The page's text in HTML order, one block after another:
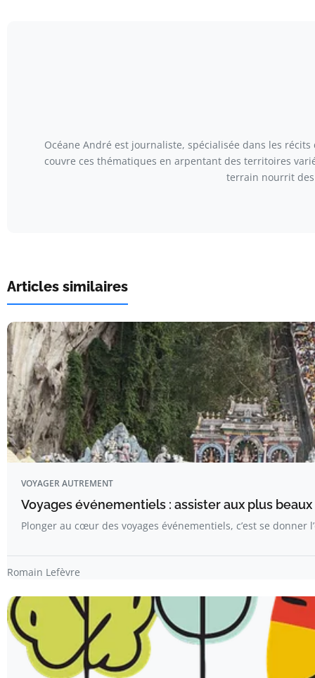
Océane André est journaliste, spécialisée dans les
couvre ces thématiques en arpentant des territoires
terrain nourrit
Articles similaires
VOYAGER AUTREMENT
Voyages événementiels : assister aux plus
Plonger au cœur des voyages événementiels, c’est se donner
Romain Lefèvre